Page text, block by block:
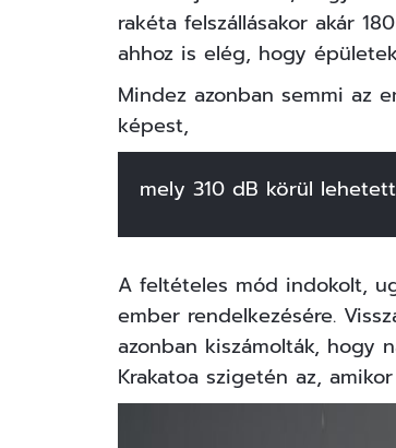
rakéta felszállásakor akár
ahhoz is elég, hogy
Mindez azonban semmi az
képest,
mely 310 dB körül
A feltételes mód indokolt,
ember rendelkezésére.
azonban kiszámolták, hogy
Krakatoa szigetén az,